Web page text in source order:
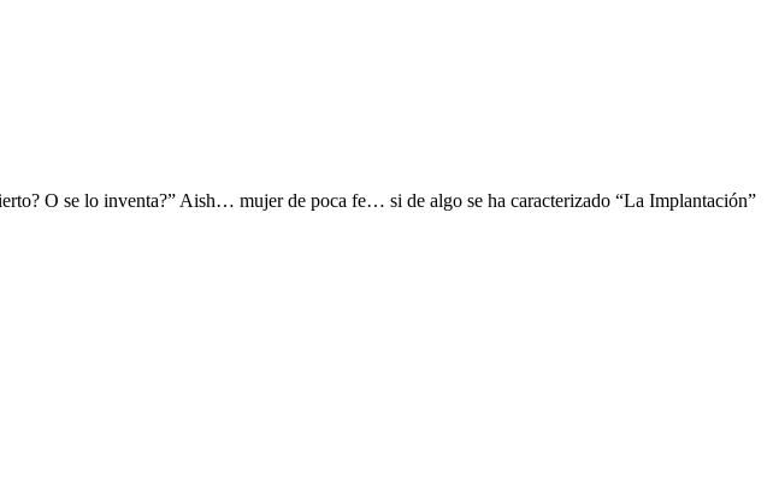
O se lo inventa?” Aish… mujer de poca fe… si de algo se ha caracterizado “La Implantación”